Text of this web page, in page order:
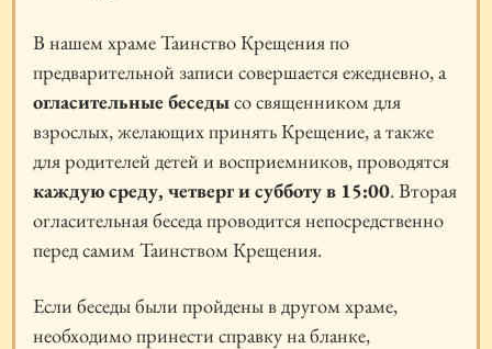
В нашем храме Таинство Крещения по
предварительной записи совершается ежедневно, а
огласительные беседысо священником для
взрослых, желающих принять Крещение, а также
для родителей детей и восприемников, проводятся
каждую среду, четверг и субботу в 15:00. Вторая
огласительная беседа проводится непосредственно
перед самим Таинством Крещения.
Если беседы были пройдены в другом храме,
необходимо принести справку на бланке,